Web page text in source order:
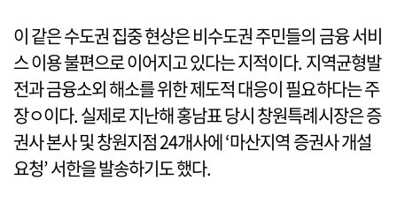
이 같은 수도권 집중 현상은 비수도권 주민들의 금융 서비
스 이용 불편으로 이어지고 있다는 지적이다. 지역균형발
전과 금융소외 해소를 위한 제도적 대응이 필요하다는 주
장ㅇ이다. 실제로 지난해 홍남표 당시 창원특례시장은 증
권사 본사 및 창원지점 24개사에 ‘마산지역 증권사 개설
요청’ 서한을 발송하기도 했다.